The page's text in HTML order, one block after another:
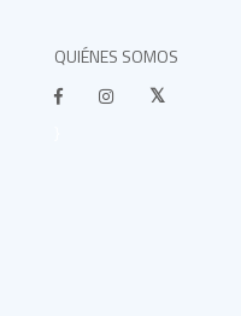
QUIÉNES SOMOS